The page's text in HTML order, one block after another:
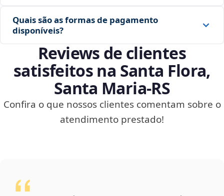
Quais são as formas de pagamento
disponíveis?
Reviews de clientes
satisfeitos na Santa Flora,
Santa Maria‑RS
Confira o que nossos clientes comentam sobre o
atendimento prestado!